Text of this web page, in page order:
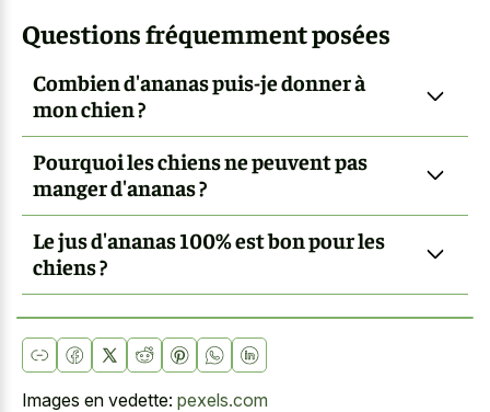
Questions fréquemment posées
Combien d'ananas puis-je donner à
mon chien ?
Pourquoi les chiens ne peuvent pas
manger d'ananas ?
Le jus d'ananas 100% est bon pour les
chiens ?
Images en vedette: pexels.com